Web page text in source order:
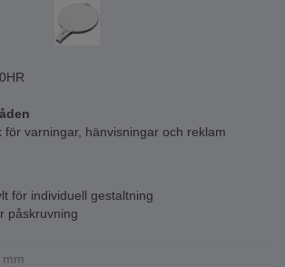
för varningar, hänvisningar och reklam
för individuell gestaltning
påskruvning